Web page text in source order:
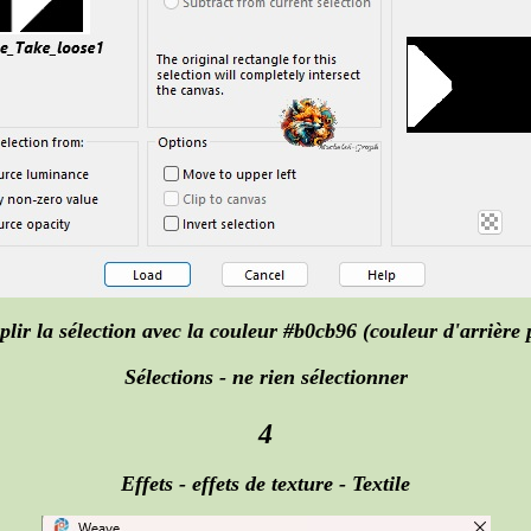
la sélection avec la couleur #b0cb96 (couleur d'arrière
Sélections - ne rien sélectionner
4
Effets - effets de texture - Textile